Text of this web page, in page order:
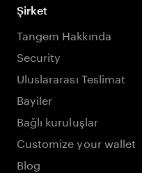
Şirket
Tangem Hakkında
Security
Uluslararası Teslimat
Bayiler
Bağlı kuruluşlar
Customize your wallet
Blog